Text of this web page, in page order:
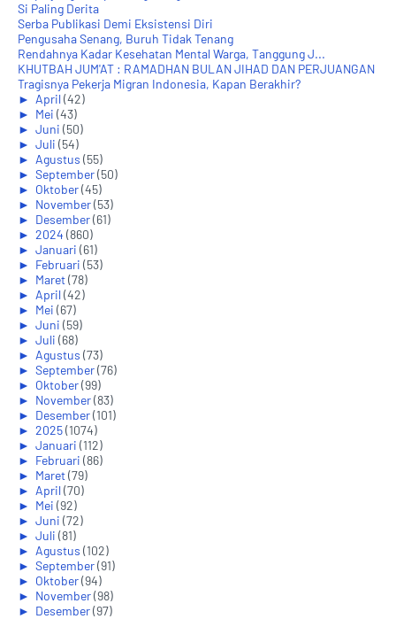
Si Paling Derita
Serba Publikasi Demi Eksistensi Diri
Pengusaha Senang, Buruh Tidak Tenang
Rendahnya Kadar Kesehatan Mental Warga, Tanggung J...
KHUTBAH JUM'AT : RAMADHAN BULAN JIHAD DAN PERJUANGAN
Tragisnya Pekerja Migran Indonesia, Kapan Berakhir?
► April(42)
► Mei (43)
► Juni (50)
► Juli (54)
► Agustus (55)
► September(50)
► Oktober(45)
► November(53)
► Desember(61)
► 2024 (860)
► Januari (61)
► Februari (53)
► Maret(78)
► April(42)
► Mei (67)
► Juni (59)
► Juli (68)
► Agustus (73)
► September(76)
► Oktober(99)
► November(83)
► Desember(101)
► 2025(1074)
► Januari (112)
► Februari (86)
► Maret(79)
► April(70)
► Mei (92)
► Juni (72)
► Juli (81)
► Agustus (102)
► September(91)
► Oktober(94)
► November(98)
► Desember(97)